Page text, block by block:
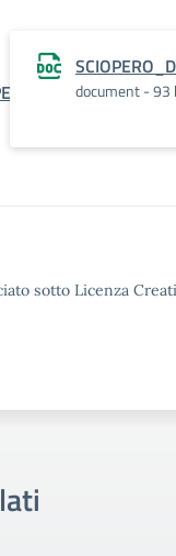
document - 93
sotto Licenza